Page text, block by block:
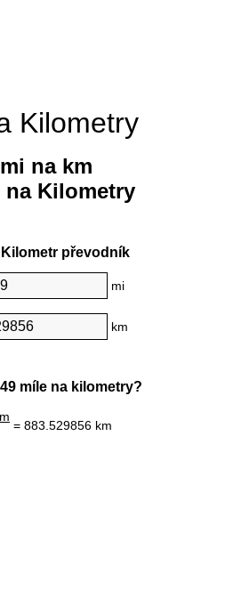
Kilometry
na km
na Kilometry
Kilometr převodník
mi
km
míle na kilometry?
= 883.529856 km